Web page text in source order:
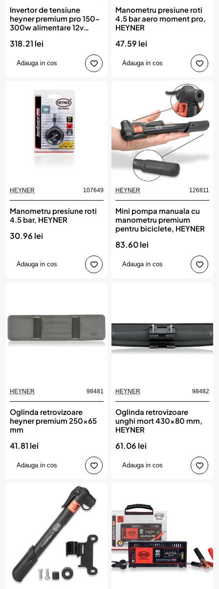
Invertor de tensiune
heyner premium pro 150-
300w alimentare 12v
318.21 lei
Adauga in cos
Manometru presiune roti
4.5 bar aero moment pro,
HEYNER
47.59 lei
Adauga in cos
HEYNER 107649
Manometru presiune roti
4.5 bar, HEYNER
30.96 lei
Adauga in cos
HEYNER 126811
Mini pompa manuala cu
manometru premium
pentru biciclete, HEYNER
83.60 lei
Adauga in cos
HEYNER 98481
Oglinda retrovizoare
heyner premium 250x65
mm
41.81 lei
Adauga in cos
HEYNER 98482
Oglinda retrovizoare
unghi mort 430x80 mm,
HEYNER
61.06 lei
Adauga in cos